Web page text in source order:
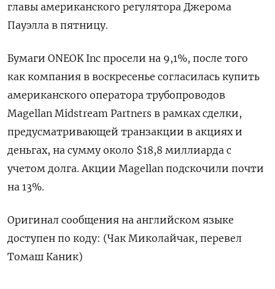
главы американского регулятора Джерома
Пауэлла в пятницу.
Бумаги ONEOK Inc просели на 9,1%, после того
как компания в воскресенье согласилась купить
американского оператора трубопроводов
Magellan Midstream Partners в рамках сделки,
предусматривающей транзакции в акциях и
деньгах, на сумму около $18,8 миллиарда с
учетом долга. Акции Magellan подскочили почти
на 13%.
Оригинал сообщения на английском языке
доступен по коду: (Чак Миколайчак, перевел
Томаш Каник)